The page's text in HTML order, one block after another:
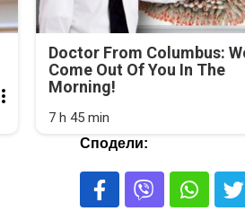
Doctor From Columbus:
Come Out Of You In The
Morning!
7 h 45 min
Сподели: